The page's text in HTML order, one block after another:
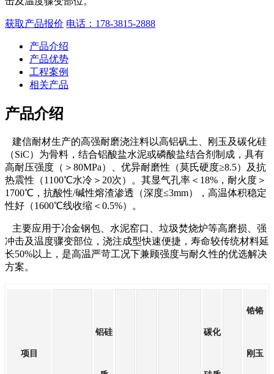
获取产品报价 电话：178-3815-2888
产品介绍
产品优势
工程案例
相关产品
产品介绍
建信耐材生产的高强耐磨浇注料以高铝矾土、刚玉及碳化硅
（SiC）为骨料，结合铝酸盐水泥或磷酸盐结合剂制成，具有
高耐压强度（＞80MPa）、优异耐磨性（莫氏硬度≥8.5）及抗
热震性（1100℃水冷＞20次）。其显气孔率＜18%，耐火度＞
1700℃，抗酸性/碱性熔渣渗透（深度≤3mm），高温体积稳定
性好（1600℃线收缩＜0.5%）。
主要应用于冶金钢包、水泥窑口、垃圾焚烧炉等高磨损、强
冲击及温度骤变部位，浇注成型快速便捷，寿命较传统材料延
长50%以上，是高温严苛工况下兼顾强度与耐久性的优选解决
方案。
项目
铝硅 碳化
锆铬
刚玉